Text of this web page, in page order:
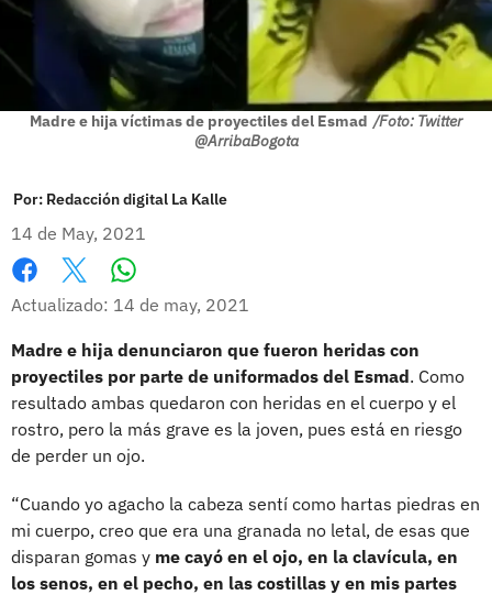
Madre e hija víctimas de proyectiles del Esmad /Foto: Twitter
@ArribaBogota
Por: Redacción digital La Kalle
14 de May, 2021
Facebook
X
Actualizado: 14 de may, 2021
Madre e hija denunciaron que fueron heridas con
proyectiles por parte de uniformados del Esmad. Como
resultado ambas quedaron con heridas en el cuerpo y el
rostro, pero la más grave es la joven, pues está en riesgo
de perder un ojo.
“Cuando yo agacho la cabeza sentí como hartas piedras en
mi cuerpo, creo que era una granada no letal, de esas que
disparan gomas y me cayó en el ojo, en la clavícula, en
los senos, en el pecho, en las costillas y en mis partes